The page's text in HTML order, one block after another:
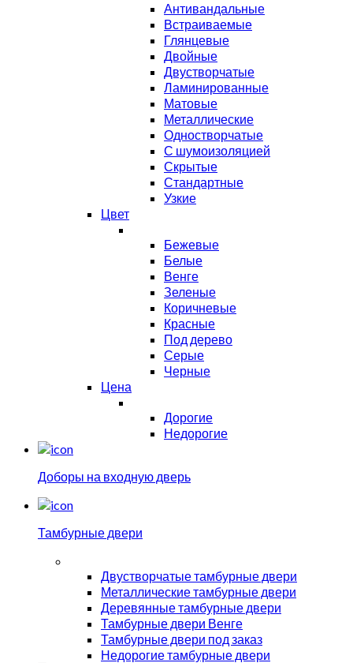
Антивандальные
Встраиваемые
Глянцевые
Двойные
Двустворчатые
Ламинированные
Матовые
Металлические
Одностворчатые
С шумоизоляцией
Скрытые
Стандартные
Узкие
Цвет
Бежевые
Белые
Венге
Зеленые
Коричневые
Красные
Под дерево
Серые
Черные
Цена
Дорогие
Недорогие
Доборы на входную дверь
Тамбурные двери
Двустворчатые тамбурные двери
Металлические тамбурные двери
Деревянные тамбурные двери
Тамбурные двери Венге
Тамбурные двери под заказ
Недорогие тамбурные двери